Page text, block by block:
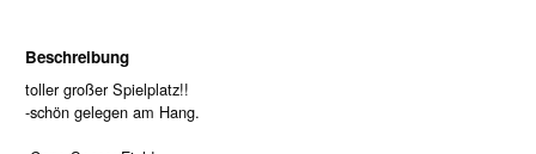
Beschreibung
toller großer Spielplatz!!
-schön gelegen am Hang.